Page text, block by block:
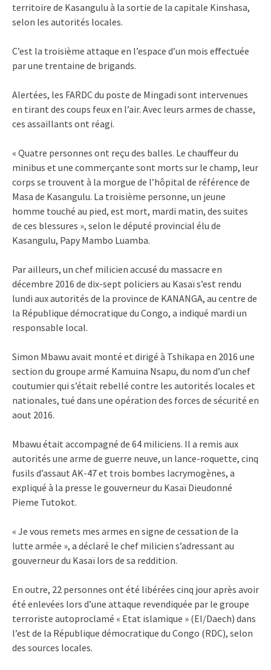
territoire de Kasangulu à la sortie de la capitale Kinshasa,
selon les autorités locales.
C’est la troisième attaque en l’espace d’un mois effectuée
par une trentaine de brigands.
Alertées, les FARDC du poste de Mingadi sont intervenues
en tirant des coups feux en l’air. Avec leurs armes de chasse,
ces assaillants ont réagi.
« Quatre personnes ont reçu des balles. Le chauffeur du
minibus et une commerçante sont morts sur le champ, leur
corps se trouvent à la morgue de l’hôpital de référence de
Masa de Kasangulu. La troisième personne, un jeune
homme touché au pied, est mort, mardi matin, des suites
de ces blessures », selon le député provincial élu de
Kasangulu, Papy Mambo Luamba.
Par ailleurs, un chef milicien accusé du massacre en
décembre 2016 de dix-sept policiers au Kasaï s’est rendu
lundi aux autorités de la province de KANANGA, au centre de
la République démocratique du Congo, a indiqué mardi un
responsable local.
Simon Mbawu avait monté et dirigé à Tshikapa en 2016 une
section du groupe armé Kamuina Nsapu, du nom d’un chef
coutumier qui s’était rebellé contre les autorités locales et
nationales, tué dans une opération des forces de sécurité en
aout 2016.
Mbawu était accompagné de 64 miliciens. Il a remis aux
autorités une arme de guerre neuve, un lance-roquette, cinq
fusils d’assaut AK-47 et trois bombes lacrymogènes, a
expliqué à la presse le gouverneur du Kasaï Dieudonné
Pieme Tutokot.
« Je vous remets mes armes en signe de cessation de la
lutte armée », a déclaré le chef milicien s’adressant au
gouverneur du Kasaï lors de sa reddition.
En outre, 22 personnes ont été libérées cinq jour après avoir
été enlevées lors d’une attaque revendiquée par le groupe
terroriste autoproclamé « Etat islamique » (EI/Daech) dans
l’est de la République démocratique du Congo (RDC), selon
des sources locales.